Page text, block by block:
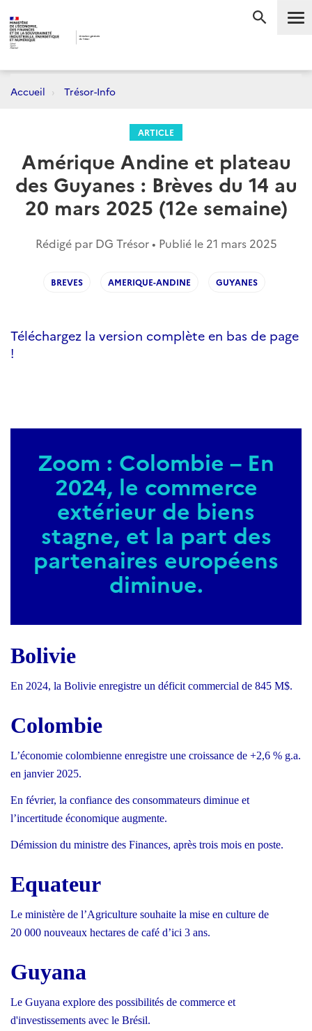
Accueil Trésor-Info
ARTICLE
Amérique Andine et plateau
des Guyanes : Brèves du 14 au
20 mars 2025 (12e semaine)
Rédigé par DG Trésor • Publié le 21 mars 2025
BREVES AMERIQUE-ANDINE GUYANES
Téléchargez la version complète en bas de page
!
Zoom : Colombie – En
2024, le commerce
extérieur de biens
stagne, et la part des
partenaires européens
diminue.
Bolivie
En 2024, la Bolivie enregistre un déficit commercial de 845 M$.
Colombie
L’économie colombienne enregistre une croissance de +2,6 % g.a.
en janvier 2025.
En février, la confiance des consommateurs diminue et
l’incertitude économique augmente.
Démission du ministre des Finances, après trois mois en poste.
Equateur
Le ministère de l’Agriculture souhaite la mise en culture de
20 000 nouveaux hectares de café d’ici 3 ans.
Guyana
Le Guyana explore des possibilités de commerce et
d'investissements avec le Brésil.